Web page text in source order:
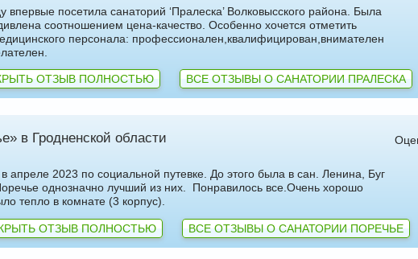
впервые посетила санаторий ‘Пралеска’ Волковысского района. Была
соотношением цена-качество. Особенно хочется отметить
персонала: профессионален,квалифицирован,внимателен
ОТЗЫВ ПОЛНОСТЬЮ ВСЕ ОТЗЫВЫ О САНАТОРИИ ПРАЛЕСКА
в Гродненской области
апреле 2023 по социальной путевке. До этого была в сан. Ленина, Буг
однозначно лучший из них. Понравилось все.Очень хорошо
тепло в комнате (3 корпус).
ОТЗЫВ ПОЛНОСТЬЮ ВСЕ ОТЗЫВЫ О САНАТОРИИ ПОРЕЧЬЕ